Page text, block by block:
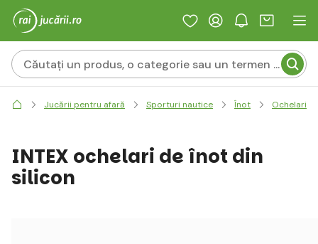
Jucării pentru afară Sporturi nautice Înot Ochelari
INTEX ochelari de înot din
silicon